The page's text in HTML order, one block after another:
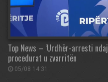
Top News – ‘Urdhër-arresti
procedurat u zvarritën
05/08 14:31